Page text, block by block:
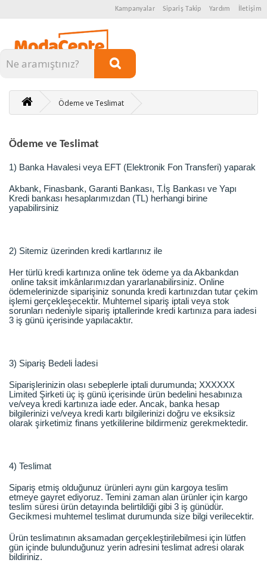
Kampanyalar Sipariş Takip Yardım İletişim
Kategoriler
Ödeme ve Teslimat
Ödeme ve Teslimat
1) Banka Havalesi veya EFT (Elektronik Fon Transferi) yaparak
Akbank, Finasbank, Garanti Bankası, T.İş Bankası ve Yapı
Kredi bankası hesaplarımızdan (TL) herhangi birine
yapabilirsiniz
2) Sitemiz üzerinden kredi kartlarınız ile
Her türlü kredi kartınıza online tek ödeme ya da Akbankdan
online taksit imkânlarımızdan yararlanabilirsiniz. Online
ödemelerinizde siparişiniz sonunda kredi kartınızdan tutar çekim
işlemi gerçekleşecektir. Muhtemel sipariş iptali veya stok
sorunları nedeniyle sipariş iptallerinde kredi kartınıza para iadesi
3 iş günü içerisinde yapılacaktır.
3) Sipariş Bedeli İadesi
Siparişlerinizin olası sebeplerle iptali durumunda; XXXXXX
Limited Şirketi üç iş günü içerisinde ürün bedelini hesabınıza
ve/veya kredi kartınıza iade eder. Ancak, banka hesap
bilgilerinizi ve/veya kredi kartı bilgilerinizi doğru ve eksiksiz
olarak şirketimiz finans yetkililerine bildirmeniz gerekmektedir.
4) Teslimat
Sipariş etmiş olduğunuz ürünleri aynı gün kargoya teslim
etmeye gayret ediyoruz. Temini zaman alan ürünler için kargo
teslim süresi ürün detayında belirtildiği gibi 3 iş günüdür.
Gecikmesi muhtemel teslimat durumunda size bilgi verilecektir.
Ürün teslimatının aksamadan gerçekleştirilebilmesi için lütfen
gün içinde bulunduğunuz yerin adresini teslimat adresi olarak
bildiriniz.